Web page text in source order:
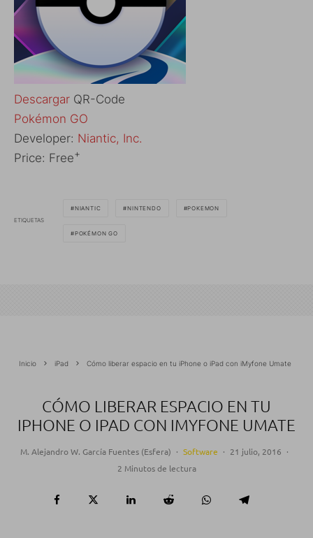
Descargar QR-Code
‎Pokémon GO
Developer: Niantic, Inc.
Price: Free+
ETIQUETAS
NIANTIC NINTENDO POKEMON
POKÉMON GO
Inicio iPad Cómo liberar espacio en tu iPhone o iPad con iMyfone Umate
CÓMO LIBERAR ESPACIO EN TU
IPHONE O IPAD CON IMYFONE UMATE
M. Alejandro W. García Fuentes (Esfera) · Software · 21 julio, 2016 ·
2 Minutos de lectura